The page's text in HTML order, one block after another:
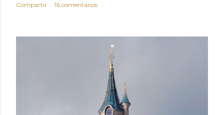
Compartir 16 comentarios